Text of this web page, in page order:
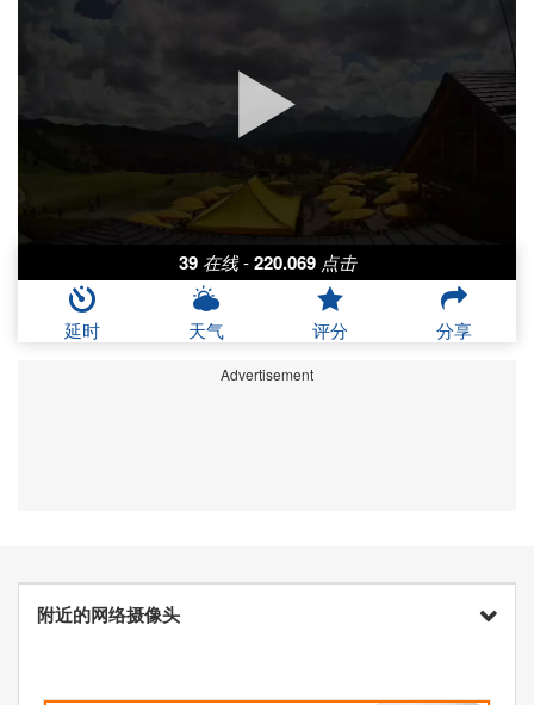
39 在线 - 220.069 点击
延时 天气 评分 分享
Advertisement
附近的网络摄像头